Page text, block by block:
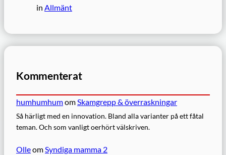
in Allmänt
Kommenterat
humhumhumom Skamgrepp & överraskningar
Så härligt med en innovation. Bland alla varianter på ett fåtal
teman. Och som vanligt oerhört välskriven.
Olleom Syndiga mamma 2